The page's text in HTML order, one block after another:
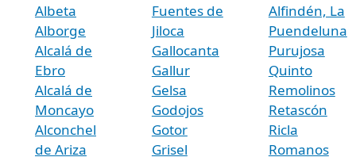
Albeta
Alborge
Alcalá de
Ebro
Alcalá de
Moncayo
Alconchel
de Ariza
Fuentes de
Jiloca
Gallocanta
Gallur
Gelsa
Godojos
Gotor
Grisel
Alfindén, La
Puendeluna
Purujosa
Quinto
Remolinos
Retascón
Ricla
Romanos